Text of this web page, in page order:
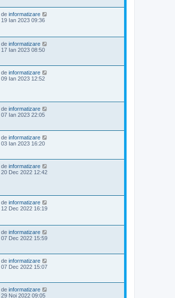
de informatizare
19 Ian 2023 09:36
de informatizare
17 Ian 2023 08:50
de informatizare
09 Ian 2023 12:52
de informatizare
07 Ian 2023 22:05
de informatizare
03 Ian 2023 16:20
de informatizare
20 Dec 2022 12:42
de informatizare
12 Dec 2022 16:19
de informatizare
07 Dec 2022 15:59
de informatizare
07 Dec 2022 15:07
de informatizare
29 Noi 2022 09:05